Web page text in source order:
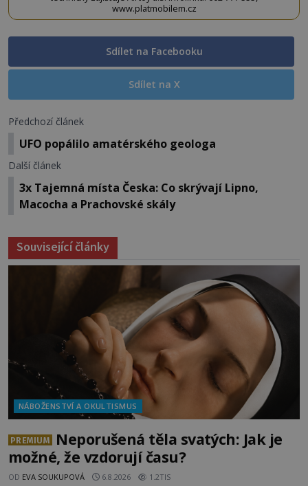
www.platmobilem.cz
Sdílet na Facebooku
Sdílet na X
Předchozí článek
UFO popálilo amatérského geologa
Další článek
3x Tajemná místa Česka: Co skrývají Lipno,
Macocha a Prachovské skály
Související články
NÁBOŽENSTVÍ A OKULTISMUS
PREMIUM
Neporušená těla svatých: Jak je
možné, že vzdorují času?
OD EVA SOUKUPOVÁ 6.8.2026 1.2TIS